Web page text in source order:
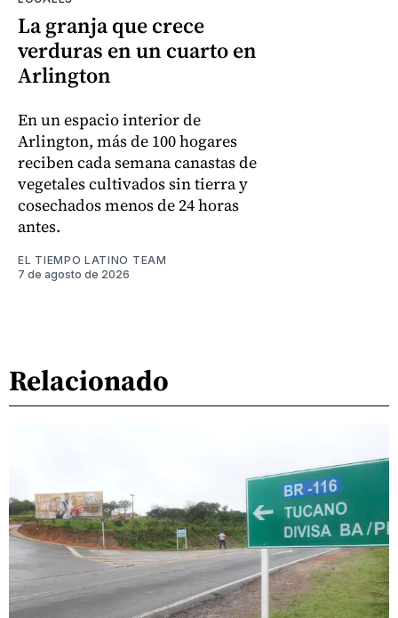
La granja que crece
verduras en un cuarto en
Arlington
En un espacio interior de
Arlington, más de 100 hogares
reciben cada semana canastas de
vegetales cultivados sin tierra y
cosechados menos de 24 horas
antes.
EL TIEMPO LATINO TEAM
7 de agosto de 2026
Relacionado